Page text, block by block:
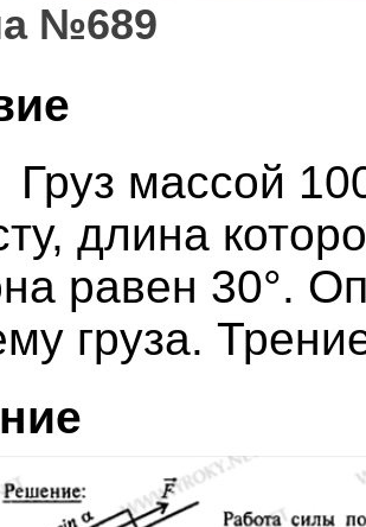
№689
массой
длина
равен 30°.
груза.